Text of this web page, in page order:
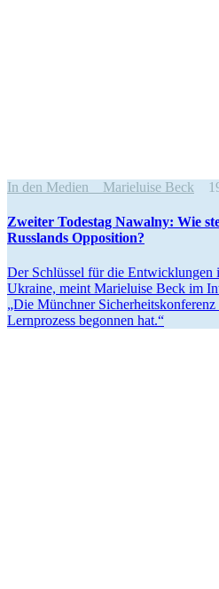
In den Medien Marieluise Beck
Zweiter Todestag Nawalny: Wie
Russlands Opposition?
Der Schlüssel für die Entwick­lungen
Ukraine, meint Marie­luise Beck im
„Die Münchner Sicher­heits­kon­ferenz
Lernprozess begonnen hat.“